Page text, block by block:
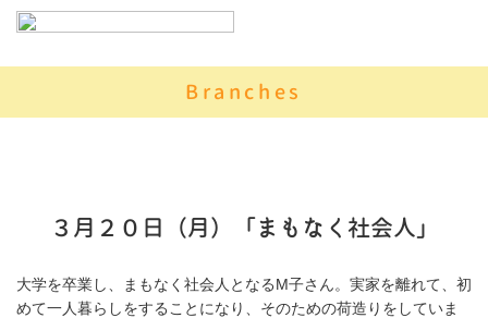
Branches
３月２０日（月）「まもなく社会人」
大学を卒業し、まもなく社会人となるM子さん。実家を離れて、初
めて一人暮らしをすることになり、そのための荷造りをしていま